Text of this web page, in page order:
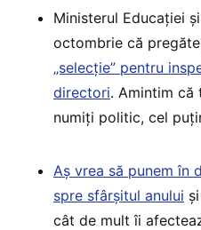
Ministerul Educației
octombrie că
„selecție” pentru
directori. Amintim că
numiți politic, cel
Aș vrea să punem în
spre sfârșitul anului
cât de mult îi